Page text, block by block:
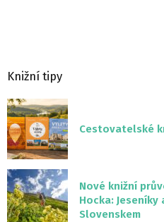
Knižní tipy
Cestovatelské
Nové knižní
Hocka:
Slovenskem